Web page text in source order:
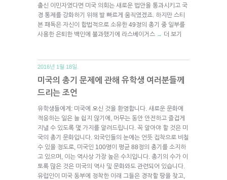
출신 이민자였다면 미국 의회는 새로운 법안을 통과시키고 국
경 통제를 강화하기 위해 발 빠르게 움직였겠죠. 하지만 스티
븐 패독은 자신이 합법적으로 소유한 49정의 총기 중 일부를
사용한 은퇴한 백인에 불과했기에 라스베이거스 → 더 보기
2016년 1월 18일.
미국의 총기 문제에 관해 유학생 여러분들께
드리는 조언
유학생들에게: 미국에 오신 것을 환영합니다. 새로운 문화에
적응하는 일은 늘 쉽지 않기에, 머무는 동안 안전하고 즐겁게
지낼 수 있도록 몇 가지를 알려드립니다. 꼭 알아야 할 것은 미
국의 총기 문화입니다. 외국인들의 눈에는 언뜻 집착으로 비칠
수 있을 정도로, 미국인 100명이 평균 88정의 총기를 소지하
고 있으며, 이는 역사상 가장 높은 수치입니다. 총기의 수가 이
토록 많은 것은 미국의 역사 및 문화와도 관련되어 있습니다.
유럽인이 미국 동부에 정착한 이래 그들은 경작할 땅을 찾고,